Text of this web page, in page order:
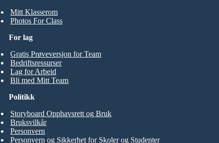
Mitt Klasserom
Photos For Class
For lag
Gratis Prøveversjon for Team
Bedriftsressurser
Lag for Arbeid
Bli med Mitt Team
Politikk
Storyboard Opphavsrett og Bruk
Bruksvilkår
Personvern
Personvern og Sikkerhet for Skoler og Studenter